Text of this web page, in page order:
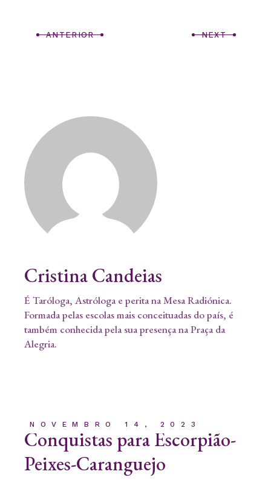
ANTERIOR NEXT
Cristina Candeias
É Taróloga, Astróloga e perita na Mesa Radiónica.
Formada pelas escolas mais conceituadas do país, é
também conhecida pela sua presença na Praça da
Alegria.
NOVEMBRO 14, 2023
Conquistas para Escorpião-
Peixes-Caranguejo